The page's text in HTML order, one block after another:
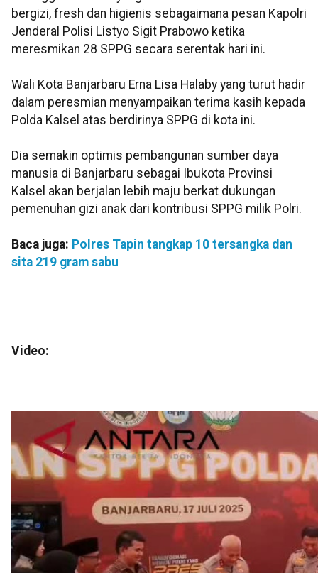
bergizi, fresh dan higienis sebagaimana pesan Kapolri
Jenderal Polisi Listyo Sigit Prabowo ketika
meresmikan 28 SPPG secara serentak hari ini.
Wali Kota Banjarbaru Erna Lisa Halaby yang turut hadir
dalam peresmian menyampaikan terima kasih kepada
Polda Kalsel atas berdirinya SPPG di kota ini.
Dia semakin optimis pembangunan sumber daya
manusia di Banjarbaru sebagai Ibukota Provinsi
Kalsel akan berjalan lebih maju berkat dukungan
pemenuhan gizi anak dari kontribusi SPPG milik Polri.
Baca juga: Polres Tapin tangkap 10 tersangka dan
sita 219 gram sabu
Video: